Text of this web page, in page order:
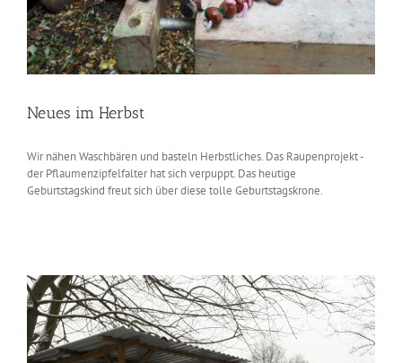
Neues im Herbst
Wir nähen Waschbären und basteln Herbstliches. Das Raupenprojekt -
der Pflaumenzipfelfalter hat sich verpuppt. Das heutige
Geburtstagskind freut sich über diese tolle Geburtstagskrone.